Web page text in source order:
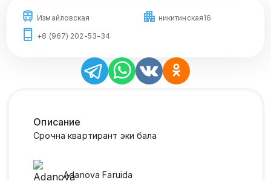
Измайловская
никитинская16
+8 (967) 202-53-34
Описание
Срочна квартирант эки бала
Adanova Faruida